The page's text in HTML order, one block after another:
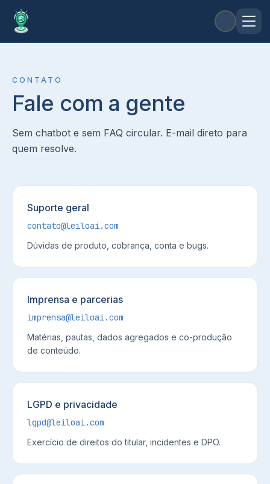
CONTATO
Fale com a gente
Sem chatbot e sem FAQ circular. E-mail direto para
quem resolve.
Suporte geral
contato@leiloai.com
Dúvidas de produto, cobrança, conta e bugs.
Imprensa e parcerias
imprensa@leiloai.com
Matérias, pautas, dados agregados e co-produção
de conteúdo.
LGPD e privacidade
lgpd@leiloai.com
Exercício de direitos do titular, incidentes e DPO.